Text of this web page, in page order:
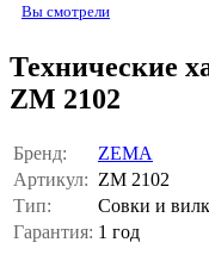
Вы смотрели
Технические
ZM 2102
Бренд:
ZEMA
Артикул: ZM 2102
Тип:
Совки и
Гарантия: 1 год